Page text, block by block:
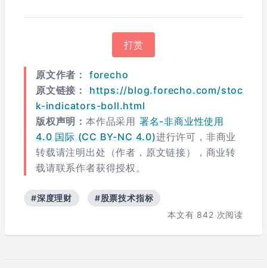
打赏
原文作者：
forecho
原文链接：
https://blog.forecho.com/stoc
k-indicators-boll.html
版权声明： 本作品采用 署名-非商业性使用
4.0 国际 (CC BY-NC 4.0)进行许可，非商业
转载请注明出处（作者，原文链接），商业转
载请联系作者获得授权。
#深度理财
#股票技术指标
本文有 842 次阅读